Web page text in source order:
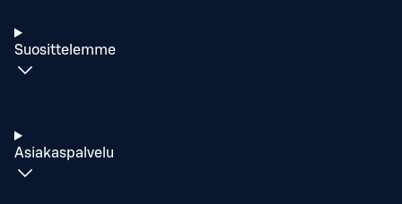
Suosittelemme
Asiakaspalvelu